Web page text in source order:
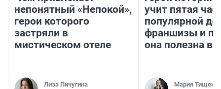
непонятный «Непокой»,
герои которого
застряли в
мистическом отеле
Лиза Пичугина
учит пятая
популярной
франшизы и
она полезна
Мария Тищенко